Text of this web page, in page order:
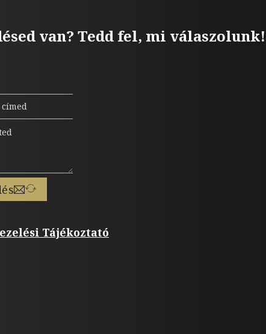
van? Tedd fel, mi válaszolunk!
Tájékoztató